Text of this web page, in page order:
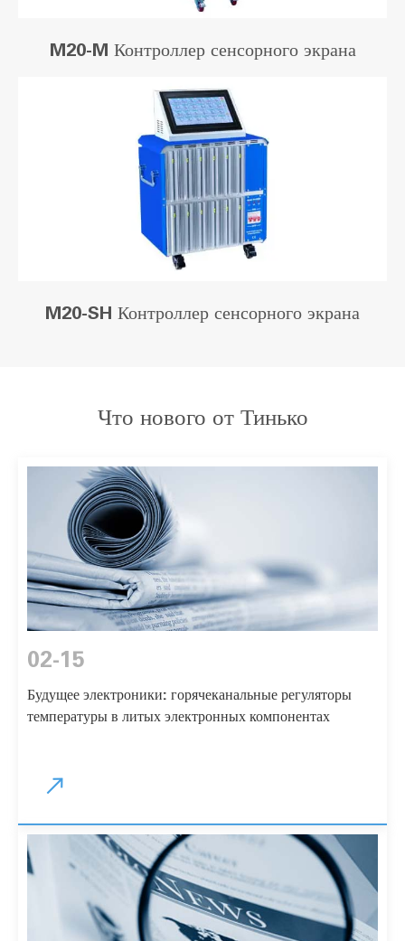
M20-M Контроллер сенсорного экрана
M20-SH Контроллер сенсорного экрана
Что нового от Тинько
02-15
Будущее электроники: горячеканальные регуляторы
температуры в литых электронных компонентах
